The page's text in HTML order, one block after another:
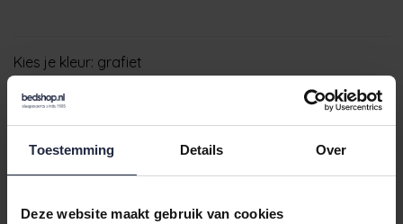
Toestemming Details Over
Deze website maakt gebruik van cookies
Kies je kleur: grafiet
Aantal Maat